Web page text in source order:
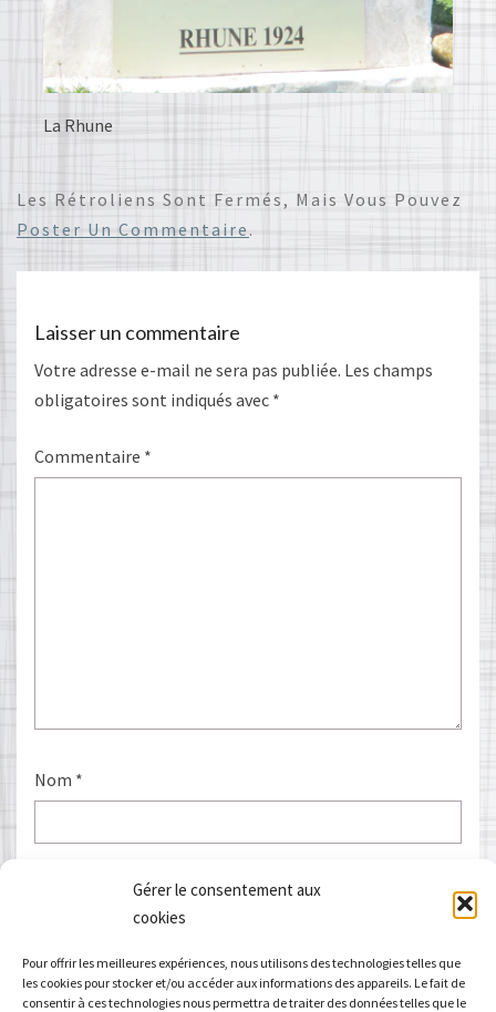
Gérer le consentement aux
cookies
Pour offrir les meilleures expériences, nous utilisons des technologies telles que
les cookies pour stocker et/ou accéder aux informations des appareils. Le fait de
consentir à ces technologies nous permettra de traiter des données telles que le
La Rhune
Les Rétroliens Sont Fermés, Mais Vous Pouvez
Poster Un Commentaire.
Laisser un commentaire
Votre adresse e-mail ne sera pas publiée. Les champs
obligatoires sont indiqués avec *
Commentaire *
Nom *
Site web